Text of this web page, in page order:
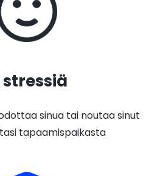
stressiä
sinua tai noutaa sinut
tapaamispaikasta